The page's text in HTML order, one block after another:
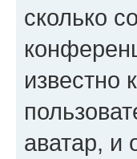
сколько
известно
аватар, и